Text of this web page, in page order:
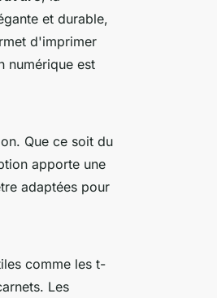
et durable,
d'imprimer
numérique est
Que ce soit du
apporte une
adaptées pour
comme les t-
Les